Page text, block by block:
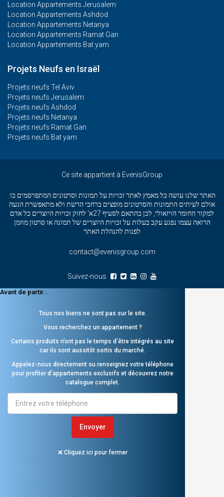
Location Appartements Jerusalem
Location Appartements Ashdod
Location Appartements Netanya
Location Appartements Ramat Gan
Location Appartements Bat yam
Projets Neufs en Israël
Projets neufs Tel Aviv
Projets neufs Jerusalem
Projets neufs Ashdod
Projets neufs Netanya
Projets neufs Ramat Gan
Projets neufs Bat yam
Ce site appartient à EvenisGroup
האתר שלנו עושה כל מאמץ לאתר זכויות על תמונות וסרטונים המתפרסמים בו.
אולם לעיתים התמונות והסרטונים מופצים ברחבי הרשת ולא מתאפשרת הגעה
למקור החומר הויזאולי, לכן בהתאם לסעיף 27א' לחוק זכויות היוצרים כל אדם
הרואה עצמו נפגע עקב בעלות על זכויות היוצרים של תמונה או סרטון מוזמן
לפנות להנהלת האתר
contact@evenisgroup.com
Suivez-nous
Avant de partir...
Tous nos biens ne sont pas sur le site.
Vous recherchez un appartement ?
Certains produits n’ont pas le temps d’être intégrés au site
car ils sont aussitôt sortis du marché.
Appelez-nous directement ou renseignez votre téléphone
pour profiter d’appartements exclusifs et découvrez notre
catalogue complet.
❌ Cliquez ici pour fermer